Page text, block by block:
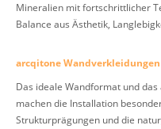
Mineralien mit fortschrittlicher
Balance aus Ästhetik,
arcqitone
Das ideale Wandformat und
machen die Installation
Strukturprägungen und die